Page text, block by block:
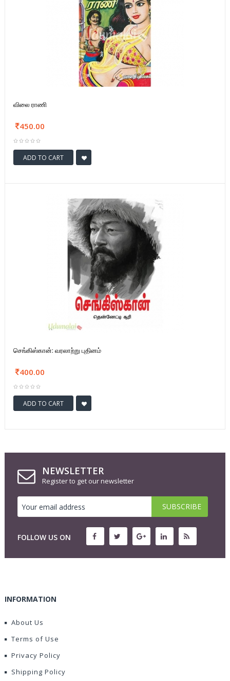
விலை ராணி
450.00
ADD TO CART
செங்கிஸ்கான்: வரலாற்று புதினம்
400.00
ADD TO CART
NEWSLETTER
Register to get our newsletter
FOLLOW US ON
INFORMATION
About Us
Terms of Use
Privacy Policy
Shipping Policy